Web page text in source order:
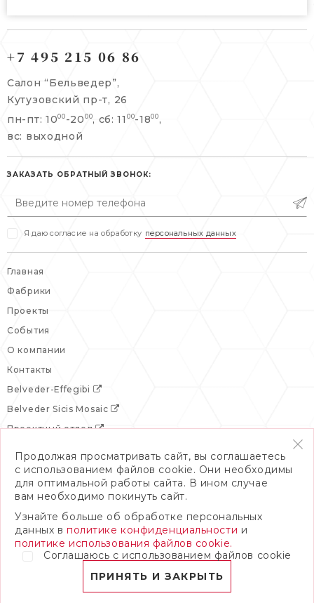
info@belveder-e.ru
пн-пт: 10:00-20:00
сб, вс: выходной
Берсеневский переулок, 3/10с7
+7 495 477 45 43
info@belveder-e.ru
пн-пт: 10:00-19:00
сб: выходной
+7 495 215 06 86
Салон “Бельведер”,
Кутузовский пр-т, 26
пн-пт: 1000 -20 00, сб: 11 00-1800 ,
вс: выходной
ЗАКАЗАТЬ ОБРАТНЫЙ ЗВОНОК:
Я даю согласие на обработку персональных данных
Главная
Фабрики
Проекты
События
О компании
Контакты
Belveder-Effegibi
Belveder Sicis Mosaic
Проектный отдел
© 2026 БельведерПолитика конфиденциальности
ПОЛНАЯ ВЕРСИЯ САЙТА
Продолжая просматривать сайт, вы соглашаетесь
с использованием файлов cookie. Они необходимы
для оптимальной работы сайта. В ином случае
вам необходимо покинуть сайт.
Узнайте больше об обработке персональных
данных вполитике конфиденциальности и
политике использования файлов cookie.
Соглашаюсь с использованием файлов cookie
ПРИНЯТЬ И ЗАКРЫТЬ